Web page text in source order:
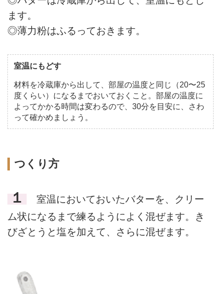
ます。
◎薄力粉はふるっておきます。
室温にもどす
材料を冷蔵庫から出して、部屋の温度と同じ（20〜25
度くらい）になるまでおいておくこと。部屋の温度に
よってかかる時間は変わるので、30分を目安に、さわ
って確かめましょう。
つくり方
１
室温においておいたバターを、クリー
ム状になるまで練るようによく混ぜます。き
びざとうと塩を加えて、さらに混ぜます。